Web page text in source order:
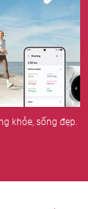
khỏe, sống đẹp.